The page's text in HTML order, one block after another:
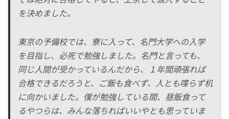
を決めました。
東京の予備校では、寮に入って、名門大学への入学
を目指し、必死で勉強しました。名門と言っても、
同じ人間が受かっているんだから、１年間頑張れば
合格できるだろうと、ご飯も食べず、人とも喋らず机
に向かいました。僕が勉強している間、昼飯食って
るやつらは、みんな落ちればいいやとも思っていま